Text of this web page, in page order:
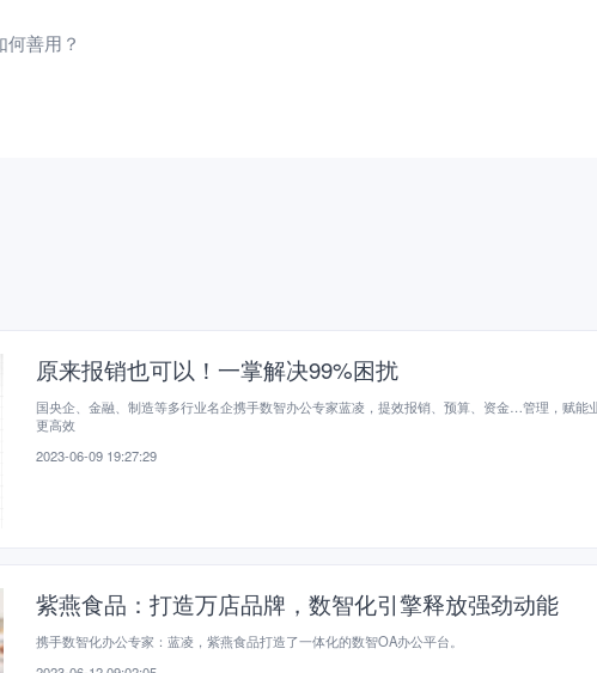
善用？
原来报销也可以！一掌解决99%困扰
国央企、金融、制造等多行业名企携手数智办公专家蓝凌，提效报销、预算、资金…管理，赋能
更高效
2023-06-09 19:27:29
紫燕食品：打造万店品牌，数智化引擎释放强劲动能
携手数智化办公专家：蓝凌，紫燕食品打造了一体化的数智OA办公平台。